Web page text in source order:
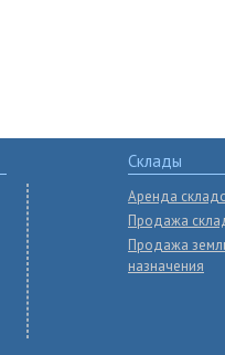
Склады
Аренда
Продажа
Продажа
назначения